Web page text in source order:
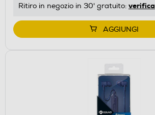
Ritiro in negozio in 30' gratuito: verifica
AGGIUNGI